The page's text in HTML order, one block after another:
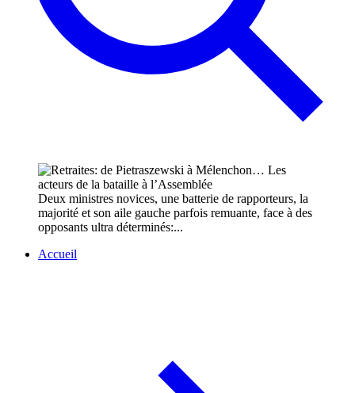
Deux ministres novices, une batterie de rapporteurs, la
majorité et son aile gauche parfois remuante, face à des
opposants ultra déterminés:...
Accueil